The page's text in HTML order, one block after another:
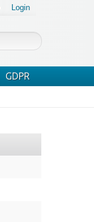
Login
Login
GDPR